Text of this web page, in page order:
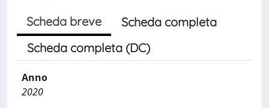
Scheda breve
Scheda completa
Scheda completa (DC)
Anno
2020